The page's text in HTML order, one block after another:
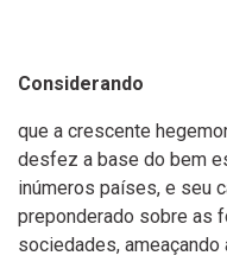
Considerando
que a crescente
desfez a base do bem
inúmeros países, e seu
preponderado sobre as
sociedades,